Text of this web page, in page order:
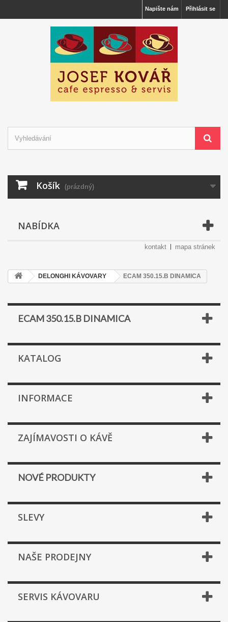
Přihlásit se
Napište nám
Košík (prázdný)
NABÍDKA
kontakt mapa stránek
DELONGHI KÁVOVARY ECAM 350.15.B DINAMICA
ECAM 350.15.B DINAMICA
KATALOG
INFORMACE
ZAJÍMAVOSTI O KÁVĚ
NOVÉ PRODUKTY
SLEVY
NAŠE PRODEJNY
SERVIS KÁVOVARU